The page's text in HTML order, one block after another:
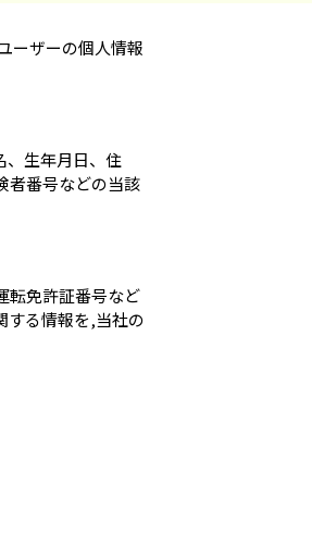
ーザーの個人情報
、生年月日、住
者番号などの当該
転免許証番号など
する情報を,当社の